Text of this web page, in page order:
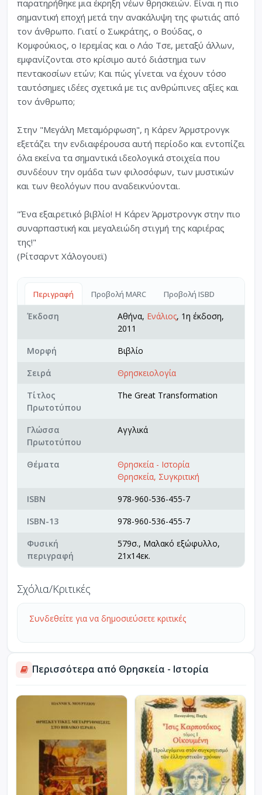
παρατηρήθηκε μια έκρηξη νέων θρησκειών. Είναι η πιο
σημαντική εποχή μετά την ανακάλυψη της φωτιάς από
τον άνθρωπο. Γιατί ο Σωκράτης, ο Βούδας, ο
Κομφούκιος, ο Ιερεμίας και ο Λάο Τσε, μεταξύ άλλων,
εμφανίζονται στο κρίσιμο αυτό διάστημα των
πεντακοσίων ετών; Και πώς γίνεται να έχουν τόσο
ταυτόσημες ιδέες σχετικά με τις ανθρώπινες αξίες και
τον άνθρωπο;
Στην "Μεγάλη Μεταμόρφωση", η Κάρεν Άρμστρονγκ
εξετάζει την ενδιαφέρουσα αυτή περίοδο και εντοπίζει
όλα εκείνα τα σημαντικά ιδεολογικά στοιχεία που
συνδέουν την ομάδα των φιλοσόφων, των μυστικών
και των θεολόγων που αναδεικνύονται.
"Ένα εξαιρετικό βιβλίο! Η Κάρεν Άρμστρονγκ στην πιο
συναρπαστική και μεγαλειώδη στιγμή της καριέρας
της!"
(Ρίτσαρντ Χάλογουεϊ)
Περιγραφή Προβολή MARC Προβολή ISBD
Έκδοση Αθήνα, Ενάλιος, 1η έκδοση,
2011
Μορφή
Βιβλίο
Σειρά
Θρησκειολογία
Τίτλος
Πρωτοτύπου
The Great Transformation
Γλώσσα
Πρωτοτύπου
Αγγλικά
Θέματα
Θρησκεία - Ιστορία
Θρησκεία, Συγκριτική
ISBN
978-960-536-455-7
ISBN-13
978-960-536-455-7
Φυσική
περιγραφή
579σ., Μαλακό εξώφυλλο,
21x14εκ.
Σχόλια/Κριτικές
Συνδεθείτε για να δημοσιεύσετε κριτικές
Περισσότερα από Θρησκεία - Ιστορία